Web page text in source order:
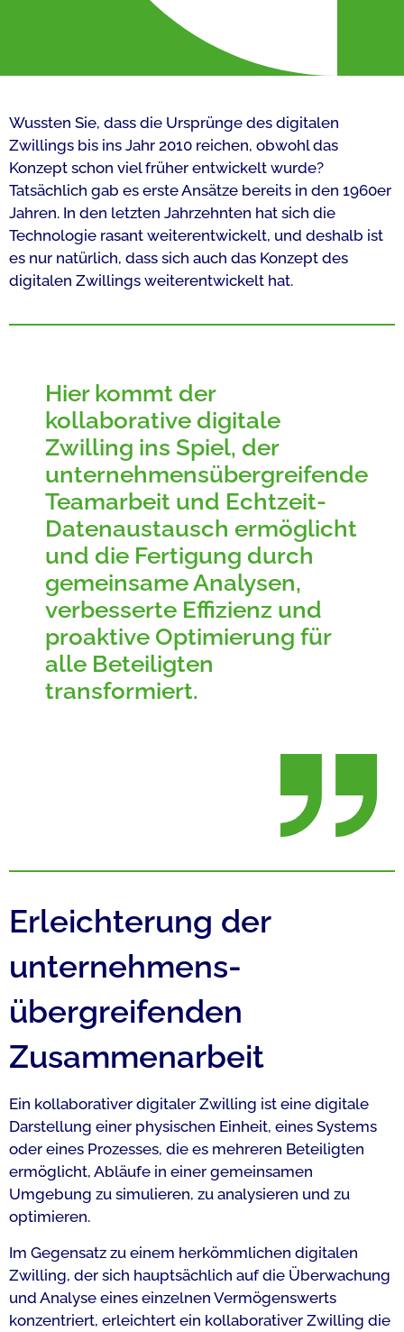
Wussten Sie, dass die Ursprünge des digitalen
Zwillings bis ins Jahr 2010 reichen, obwohl das
Konzept schon viel früher entwickelt wurde?
Tatsächlich gab es erste Ansätze bereits in den 1960er
Jahren. In den letzten Jahrzehnten hat sich die
Technologie rasant weiterentwickelt, und deshalb ist
es nur natürlich, dass sich auch das Konzept des
digitalen Zwillings weiterentwickelt hat.
Hier kommt der
kollaborative digitale
Zwilling ins Spiel, der
unternehmensübergreifende
Teamarbeit und Echtzeit-
Datenaustausch ermöglicht
und die Fertigung durch
gemeinsame Analysen,
verbesserte Effizienz und
proaktive Optimierung für
alle Beteiligten
transformiert.
Erleichterung der
unternehmens­
übergreifenden
Zusammen­arbeit
Ein kollaborativer digitaler Zwilling ist eine digitale
Darstellung einer physischen Einheit, eines Systems
oder eines Prozesses, die es mehreren Beteiligten
ermöglicht, Abläufe in einer gemeinsamen
Umgebung zu simulieren, zu analysieren und zu
optimieren.
Im Gegensatz zu einem herkömmlichen digitalen
Zwilling, der sich hauptsächlich auf die Überwachung
und Analyse eines einzelnen Vermögenswerts
konzentriert, erleichtert ein kollaborativer Zwilling die